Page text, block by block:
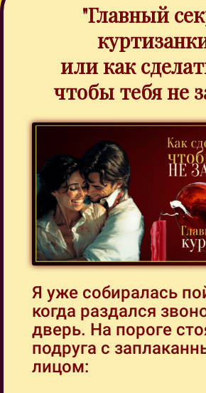
"Главный
или как
чтобы тебя не
Я уже собиралась
когда раздался
дверь. На пороге
подруга с
лицом: